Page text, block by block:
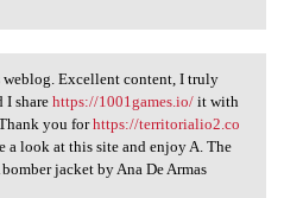
weblog.
Excellent content, I truly
I sharehttps://1001games.io/it with
you forhttps://territorialio2.co
a look at this site and enjoy A. The
jacket by Ana De Armas